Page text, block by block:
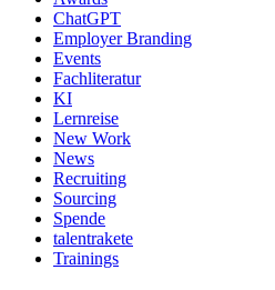
ChatGPT
Employer Branding
Events
Fachliteratur
KI
Lernreise
New Work
News
Recruiting
Sourcing
Spende
talentrakete
Trainings